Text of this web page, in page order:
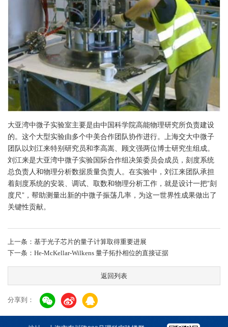
大亚湾中微子实验室主要是由中国科学院高能物理研究所负责建设
的。这个大型实验由多个中美合作团队协作进行。上海交大中微子
团队以刘江来特别研究员和李高嵩、顾文强两位博士研究生组成。
刘江来是大亚湾中微子实验国际合作组决策委员会成员，刻度系统
总负责人和物理分析数据质量负责人。在实验中，刘江来团队承担
着刻度系统的安装、调试、取数和物理分析工作，就是设计一把“刻
度尺”，帮助测量出新的中微子振荡几率，为这一世界性成果做出了
关键性贡献。
上一条：基于光子芯片的量子计算取得重要进展
下一条：He-McKellar-Wilkens 量子拓扑相位的直接证据
返回列表
分享到：